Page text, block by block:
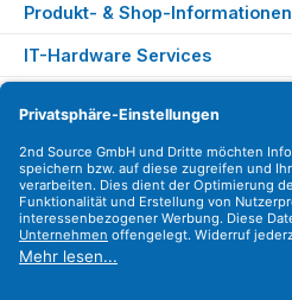
Produkt- & Shop-Informationen
IT-Hardware Services
Versandarten
Zahlungsarten
Sicher Einkaufen
Find us on